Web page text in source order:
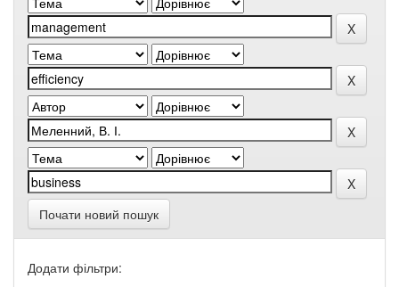
Почати новий пошук
Додати фільтри: